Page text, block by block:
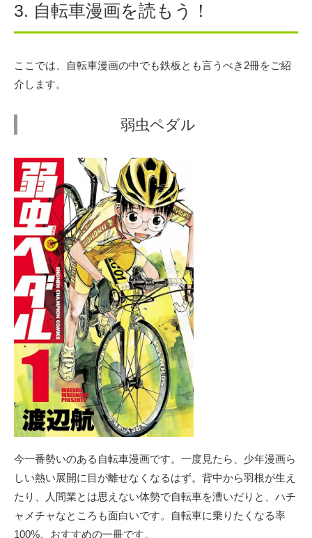
3. 自転車漫画を読もう！
ここでは、自転車漫画の中でも鉄板とも言うべき2冊をご紹
介します。
弱虫ペダル
今一番勢いのある自転車漫画です。一度見たら、少年漫画ら
しい熱い展開に目が離せなくなるはず。背中から羽根が生え
たり、人間業とは思えない体勢で自転車を漕いだりと、ハチ
ャメチャなところも面白いです。自転車に乗りたくなる率
100%。おすすめの一冊です。